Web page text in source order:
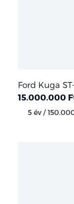
Ford Kuga
15.000.000
5 év /